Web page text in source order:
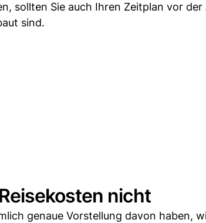
sollten Sie auch Ihren Zeitplan vor
sind.
nicht
genaue Vorstellung davon haben,